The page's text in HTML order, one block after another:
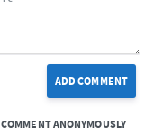
ADD COMMENT
COMMENT ANONYMOUSLY